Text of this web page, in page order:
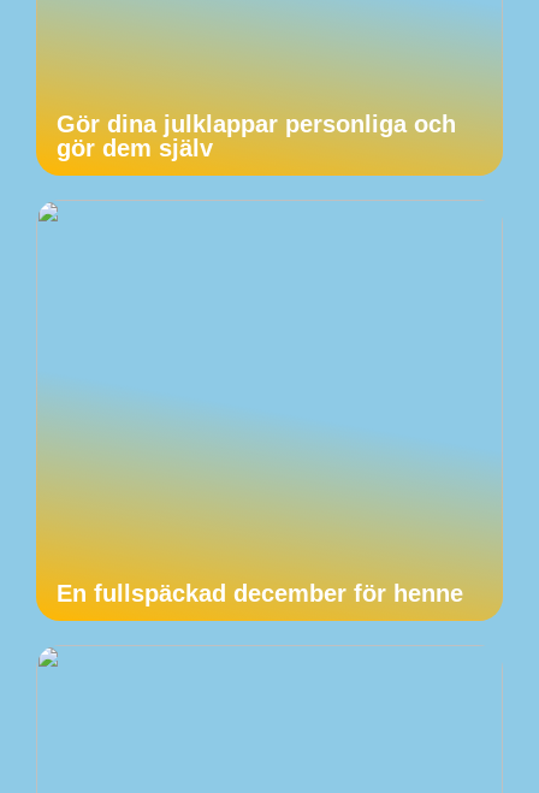
Gör dina julklappar personliga och
gör dem själv
En fullspäckad december för henne